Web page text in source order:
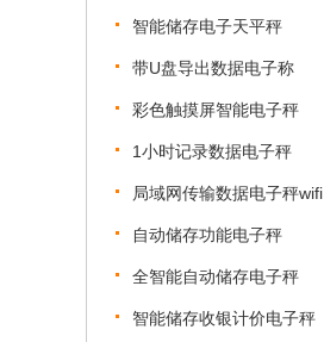
智能储存电子天平秤
带U盘导出数据电子称
彩色触摸屏智能电子秤
1小时记录数据电子秤
局域网传输数据电子秤wifi
自动储存功能电子秤
全智能自动储存电子秤
智能储存收银计价电子秤